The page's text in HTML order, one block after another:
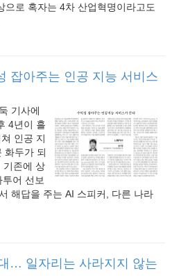
으로 혹자는 4차 산업혁명이라고도
잡아주는 인공 지능 서비스
기사에
4년이 흘
인공 지
화두가 되
기존에 상
어 선보
해답을 주는 AI 스피커, 다른 나라
… 일자리는 사라지지 않는